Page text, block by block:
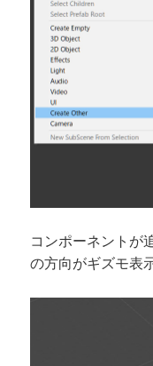
コンポーネントが
の方向がギズモ表